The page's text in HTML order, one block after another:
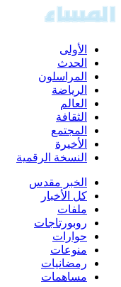
الأولى
الحدث
المراسلون
الرياضة
العالم
الثقافة
المجتمع
الأخيرة
النسخة الرقمية
الخبر مقدس
كل الأخبار
ملفات
روبورتاجات
حوارات
منوعات
رمضانيات
مساهمات